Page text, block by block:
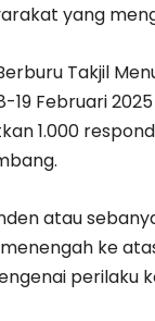
yang
Takjil
19 Februari
1.000
atau
ke
perilaku